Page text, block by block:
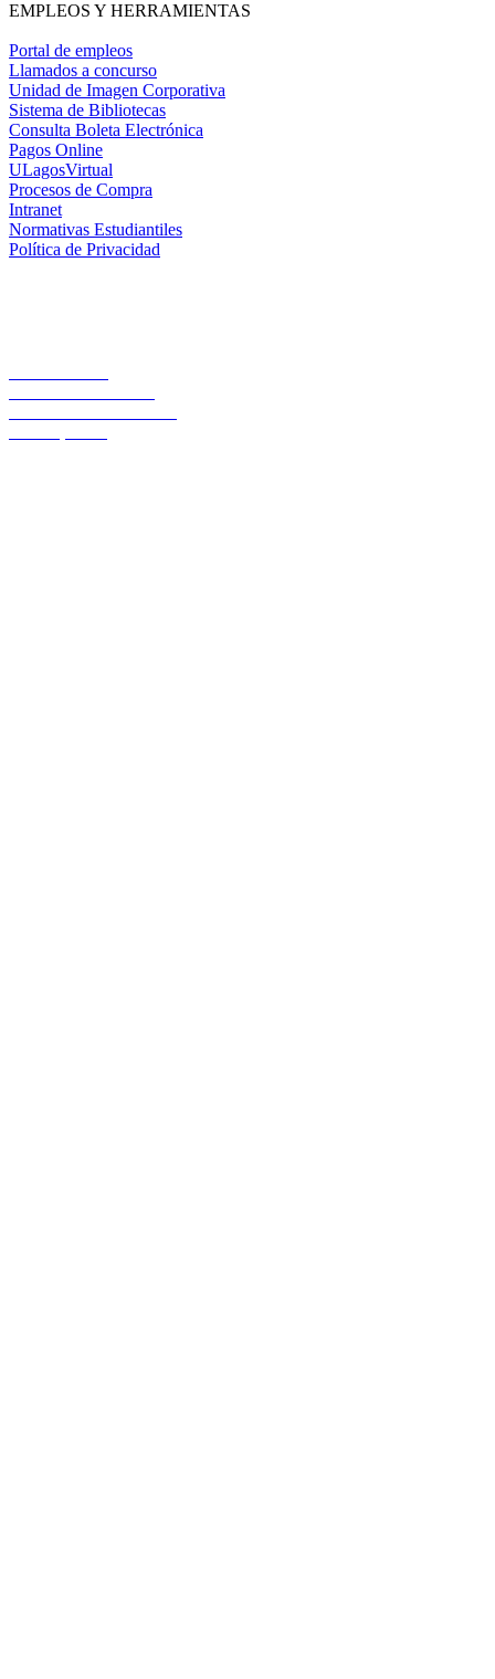
EMPLEOS Y HERRAMIENTAS
Portal de empleos
Llamados a concurso
Unidad de Imagen Corporativa
Sistema de Bibliotecas
Consulta Boleta Electrónica
Pagos Online
ULagosVirtual
Procesos de Compra
Intranet
Normativas Estudiantiles
Política de Privacidad